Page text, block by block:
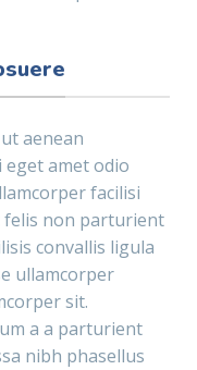
aenean
eget amet odio
facilisi
felis non parturient
convallis ligula
ullamcorper
sit.
a a parturient
nibh phasellus